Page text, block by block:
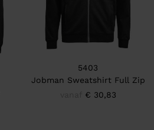
5403
Jobman Sweatshirt Full Zip
€ 30,83